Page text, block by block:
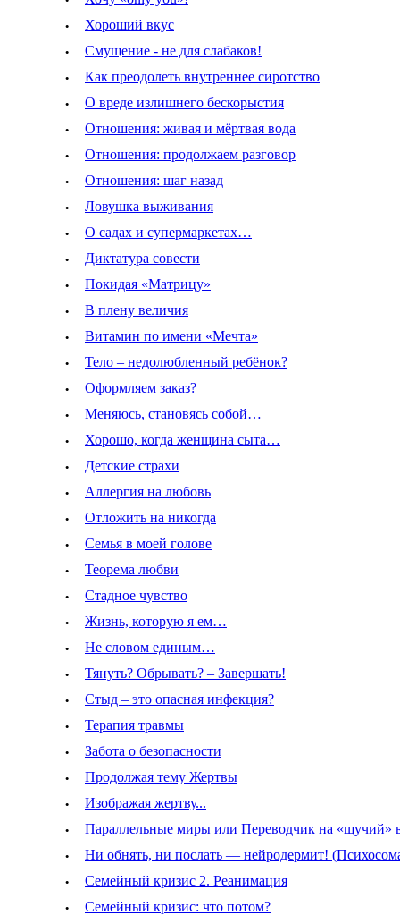
· Хороший вкус
· Смущение - не для слабаков!
· Как преодолеть внутреннее сиротство
· О вреде излишнего бескорыстия
· Отношения: живая и мёртвая вода
· Отношения: продолжаем разговор
· Отношения: шаг назад
· Ловушка выживания
· О садах и супермаркетах…
· Диктатура совести
· Покидая «Матрицу»
· В плену величия
· Витамин по имени «Мечта»
· Тело – недолюбленный ребёнок?
· Оформляем заказ?
· Меняюсь, становясь собой…
· Хорошо, когда женщина сыта…
· Детские страхи
· Аллергия на любовь
· Отложить на никогда
· Семья в моей голове
· Теорема любви
· Стадное чувство
· Жизнь, которую я ем…
· Не словом единым…
· Тянуть? Обрывать? – Завершать!
· Стыд – это опасная инфекция?
· Терапия травмы
· Забота о безопасности
· Продолжая тему Жертвы
· Изображая жертву...
· Параллельные миры или Переводчик на «щучий»
· Ни обнять, ни послать — нейродермит!
· Семейный кризис 2. Реанимация
· Семейный кризис: что потом?